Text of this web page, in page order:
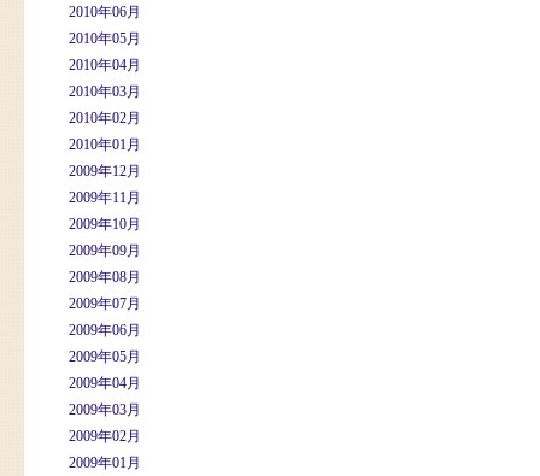
2010年06月
2010年05月
2010年04月
2010年03月
2010年02月
2010年01月
2009年12月
2009年11月
2009年10月
2009年09月
2009年08月
2009年07月
2009年06月
2009年05月
2009年04月
2009年03月
2009年02月
2009年01月